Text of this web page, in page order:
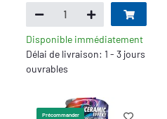
Disponible immédiatement
Délai de livraison: 1 - 3 jours
ouvrables
Précommander